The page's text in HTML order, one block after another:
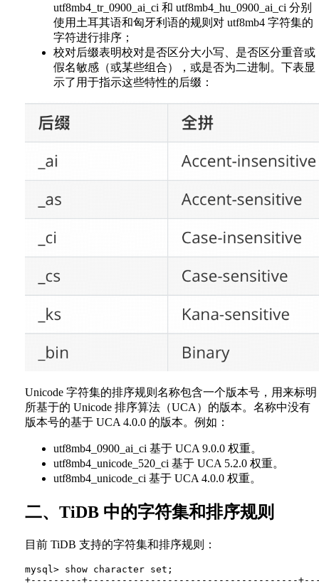
utf8mb4_tr_0900_ai_ci 和 utf8mb4_hu_0900_ai_ci 分别
使用土耳其语和匈牙利语的规则对 utf8mb4 字符集的
字符进行排序；
校对后缀表明校对是否区分大小写、是否区分重音或
假名敏感（或某些组合），或是否为二进制。下表显
示了用于指示这些特性的后缀：
Unicode 字符集的排序规则名称包含一个版本号，用来标明
所基于的 Unicode 排序算法（UCA）的版本。名称中没有
版本号的基于 UCA 4.0.0 的版本。例如：
utf8mb4_0900_ai_ci 基于 UCA 9.0.0 权重。
utf8mb4_unicode_520_ci 基于 UCA 5.2.0 权重。
utf8mb4_unicode_ci 基于 UCA 4.0.0 权重。
二、TiDB 中的字符集和排序规则
目前 TiDB 支持的字符集和排序规则：
mysql> show character set;
+---------+-------------------------------------